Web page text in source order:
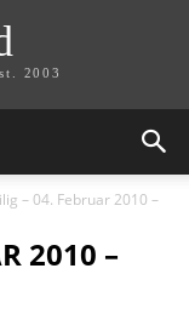
2003
– 04. Februar 2010 –
2010 –